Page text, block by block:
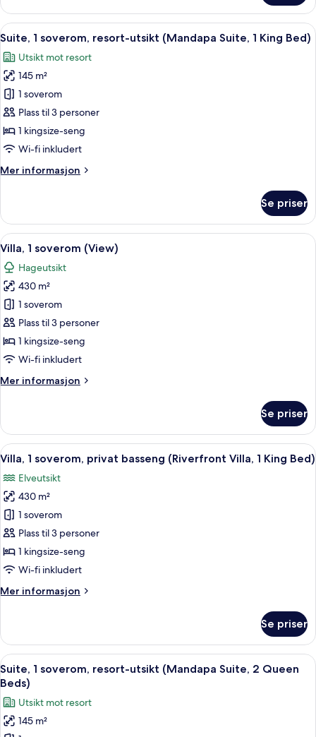
King
Bed)
1
soverom,
balkong,
utsikt
(Reserve
Suite,
King
Bed)
Åpne
alle
bildene
av
Suite,
1
soverom,
resort-
(Mandapa
King
Bed)
En 48-tommers LED-TV med digitale
13
Suite, 1 soverom, resort-utsikt (Mandapa Suite, 1 King Bed)
Utsikt mot resort
145 m²
1 soverom
Plass til 3 personer
1 kingsize-seng
Wi-fi inkludert
Mer informasjon
Mer
1
soverom,
resort-
(Mandapa
Suite,
King
Bed)
Se priser
Åpne
alle
bildene
av
Villa,
1
soverom
(View)
Villa, 1 soverom (View) | Basseng |
16
Villa, 1 soverom (View)
Hageutsikt
430 m²
1 soverom
Plass til 3 personer
1 kingsize-seng
Wi-fi inkludert
Mer informasjon
Mer
1
soverom
(View)
Se priser
Åpne
alle
bildene
av
Villa,
1
soverom,
privat
(Riverfront
King
Bed)
Italienske Frette-laken, sengetøy av
18
Villa, 1 soverom, privat basseng (Riverfront Villa, 1 King Bed)
Elveutsikt
430 m²
1 soverom
Plass til 3 personer
1 kingsize-seng
Wi-fi inkludert
Mer informasjon
Mer
1
soverom,
privat
basseng
(Riverfront
Villa,
King
Se priser
Åpne
alle
bildene
av
Suite,
En 48-tommers LED-TV med digitale
12
Suite, 1 soverom, resort-utsikt (Mandapa Suite, 2 Queen
Beds)
Utsikt mot resort
145 m²